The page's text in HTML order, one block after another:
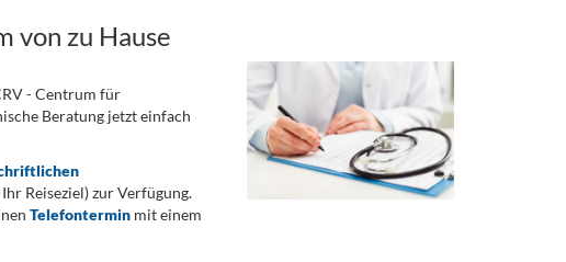
von zu Hause
- Centrum für
Beratung jetzt einfach
Reiseziel) zur Verfügung.
Telefonterminmit einem